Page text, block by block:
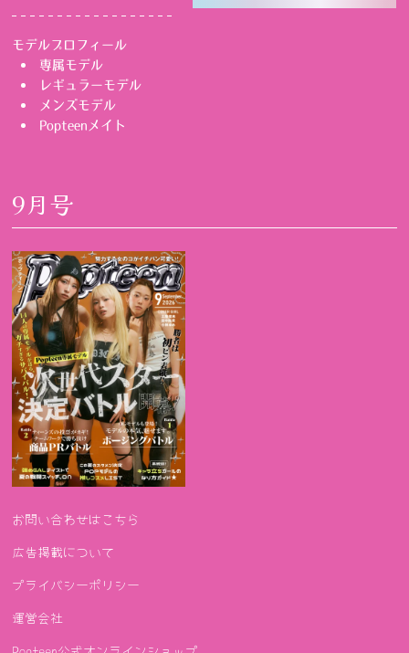
モデルプロフィール
専属モデル
レギュラーモデル
メンズモデル
Popteenメイト
9月号
お問い合わせはこちら
広告掲載について
プライバシーポリシー
運営会社